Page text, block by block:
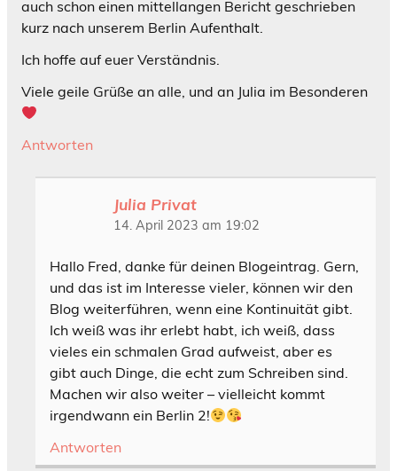
auch schon einen mittellangen Bericht geschrieben
kurz nach unserem Berlin Aufenthalt.
Ich hoffe auf euer Verständnis.
Viele geile Grüße an alle, und an Julia im Besonderen
Antworten
Julia Privat
14. April 2023 am 19:02
Hallo Fred, danke für deinen Blogeintrag. Gern,
und das ist im Interesse vieler, können wir den
Blog weiterführen, wenn eine Kontinuität gibt.
Ich weiß was ihr erlebt habt, ich weiß, dass
vieles ein schmalen Grad aufweist, aber es
gibt auch Dinge, die echt zum Schreiben sind.
Machen wir also weiter – vielleicht kommt
irgendwann ein Berlin 2!
Antworten